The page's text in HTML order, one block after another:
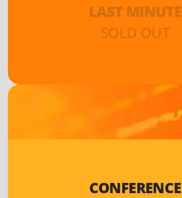
LAST MINUTE
SOLD OUT
CONFERENCE